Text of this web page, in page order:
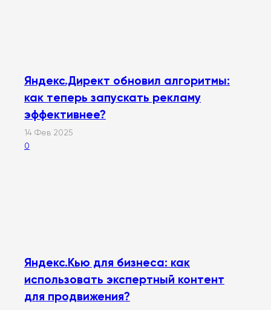
Яндекс.Директ обновил алгоритмы:
как теперь запускать рекламу
эффективнее?
14 Фев 2025
0
Яндекс.Кью для бизнеса: как
использовать экспертный контент
для продвижения?